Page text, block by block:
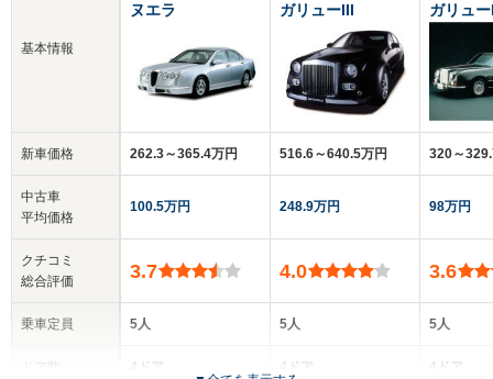
基本情報
新車価格
中古車
平均価格
クチコミ
総合評価
乗車定員
ヌエラ
262.3～365.4万円
100.5万円
3.7
5人
4ドア
ガリューIII
516.6～640.5万円
248.9万円
4.0
5人
4ドア
ガリュ
320～
98万円
3.6
5人
4ドア